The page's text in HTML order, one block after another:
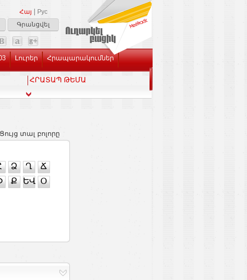
Հայ
Рус
Գրանցվել
Լուրեր Հրապարակումներ
ՀՐԱՏԱՊ ԹԵՄԱ
Ցույց տալ բոլորը
Ձ Ղ
Ճ
Ք ԵՎ Օ